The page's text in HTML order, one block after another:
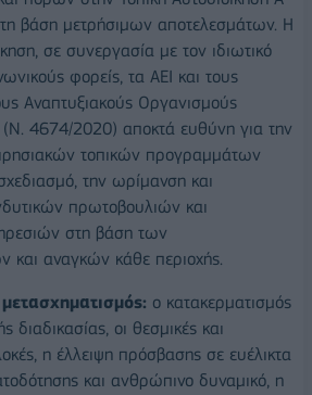
βάση μετρήσιμων αποτελεσμάτων. Η
σε συνεργασία με τον ιδιωτικό
φορείς, τα ΑΕΙ και τους
Αναπτυξιακούς Οργανισμούς
(Ν. 4674/2020) αποκτά ευθύνη για την
τοπικών προγραμμάτων
την ωρίμανση και
πρωτοβουλιών και
στη βάση των
και αναγκών κάθε περιοχής.
ο κατακερματισμός
διαδικασίας, οι θεσμικές και
η έλλειψη πρόσβασης σε ευέλικτα
και ανθρώπινο δυναμικό, η